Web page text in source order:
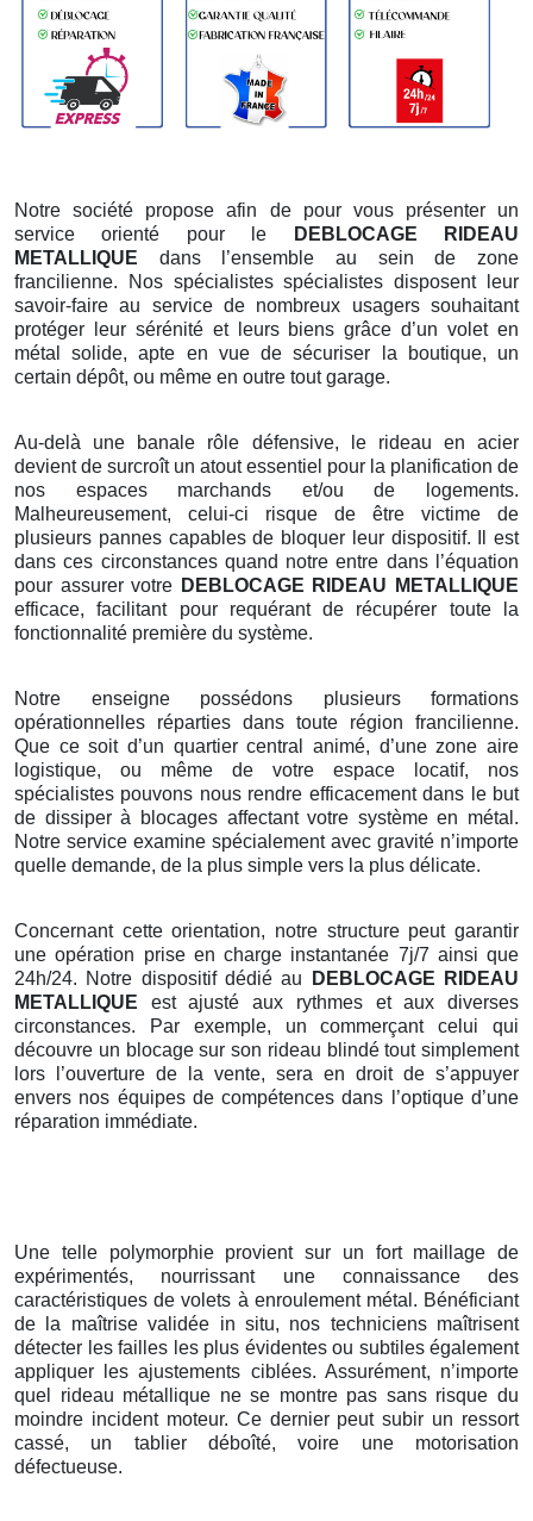
Notre société propose afin de pour vous présenter un
service orienté pour le
DEBLOCAGE RIDEAU
METALLIQUE dans l’ensemble au sein de zone
francilienne. Nos spécialistes spécialistes disposent leur
savoir-faire au service de nombreux usagers souhaitant
protéger leur sérénité et leurs biens grâce d’un volet en
métal solide, apte en vue de sécuriser la boutique, un
certain dépôt, ou même en outre tout garage.
Au-delà une banale rôle défensive, le rideau en acier
devient de surcroît un atout essentiel pour la planification de
nos espaces marchands et/ou de logements.
Malheureusement, celui-ci risque de être victime de
plusieurs pannes capables de bloquer leur dispositif. Il est
dans ces circonstances quand notre entre dans l’équation
pour assurer votre DEBLOCAGE RIDEAU METALLIQUE
efficace, facilitant pour requérant de récupérer toute la
fonctionnalité première du système.
Notre enseigne possédons plusieurs formations
opérationnelles réparties dans toute région francilienne.
Que ce soit d’un quartier central animé, d’une zone aire
logistique, ou même de votre espace locatif, nos
spécialistes pouvons nous rendre efficacement dans le but
de dissiper à blocages affectant votre système en métal.
Notre service examine spécialement avec gravité n’importe
quelle demande, de la plus simple vers la plus délicate.
Concernant cette orientation, notre structure peut garantir
une opération prise en charge instantanée 7j/7 ainsi que
24h/24. Notre dispositif dédié au
DEBLOCAGE RIDEAU
METALLIQUE est ajusté aux rythmes et aux diverses
circonstances. Par exemple, un commerçant celui qui
découvre un blocage sur son rideau blindé tout simplement
lors l’ouverture de la vente, sera en droit de s’appuyer
envers nos équipes de compétences dans l’optique d’une
réparation immédiate.
Une telle polymorphie provient sur un fort maillage de
expérimentés, nourrissant une connaissance des
caractéristiques de volets à enroulement métal. Bénéficiant
de la maîtrise validée in situ, nos techniciens maîtrisent
détecter les failles les plus évidentes ou subtiles également
appliquer les ajustements ciblées. Assurément, n’importe
quel rideau métallique ne se montre pas sans risque du
moindre incident moteur. Ce dernier peut subir un ressort
cassé, un tablier déboîté, voire une motorisation
défectueuse.